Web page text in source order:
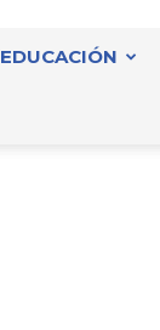
EDUCACIÓN